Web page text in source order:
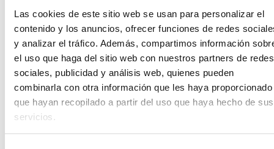
Las cookies de este sitio web se usan para personalizar el
contenido y los anuncios, ofrecer funciones de redes
y analizar el tráfico. Además, compartimos información
el uso que haga del sitio web con nuestros partners de redes
sociales, publicidad y análisis web, quienes pueden
combinarla con otra información que les haya proporcionado
que hayan recopilado a partir del uso que haya hecho de sus
servicios.
Mochila Avatar para pad de percusión
PD705
Mochila negra diseñada para pad de percusión
Avatar PD705 . Con bolsillos exteriores para guardar
baquetas, libros de música u otros accesorios.